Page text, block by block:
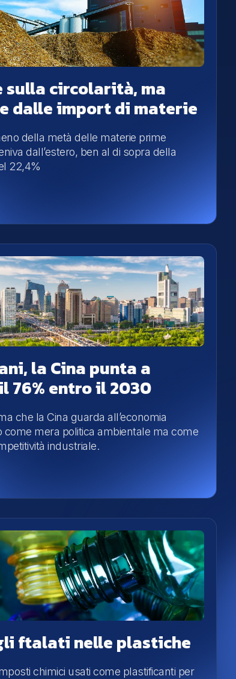
sulla circolarità, ma
dalle import di materie
della metà delle materie prime
dall’estero, ben al di sopra della
22,4%
la Cina punta a
76% entro il 2030
che la Cina guarda all’economia
come mera politica ambientale ma come
industriale.
ftalati nelle plastiche
chimici usati come plastificanti per